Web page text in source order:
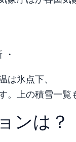
・
は氷点下、
上の積雪一覧
ンは？